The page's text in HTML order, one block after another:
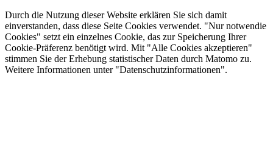
Durch die Nutzung dieser Website erklären Sie sich damit
einverstanden, dass diese Seite Cookies verwendet. "Nur notwendie
Cookies" setzt ein einzelnes Cookie, das zur Speicherung Ihrer
Cookie-Präferenz benötigt wird. Mit "Alle Cookies akzeptieren"
stimmen Sie der Erhebung statistischer Daten durch Matomo zu.
Weitere Informationen unter "Datenschutzinformationen".